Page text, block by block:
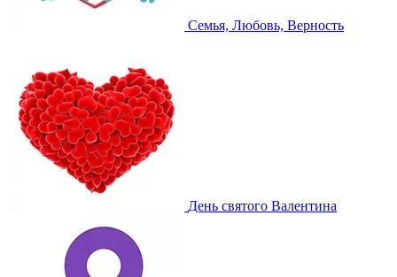
Семья, Любовь, Верность
День святого Валентина